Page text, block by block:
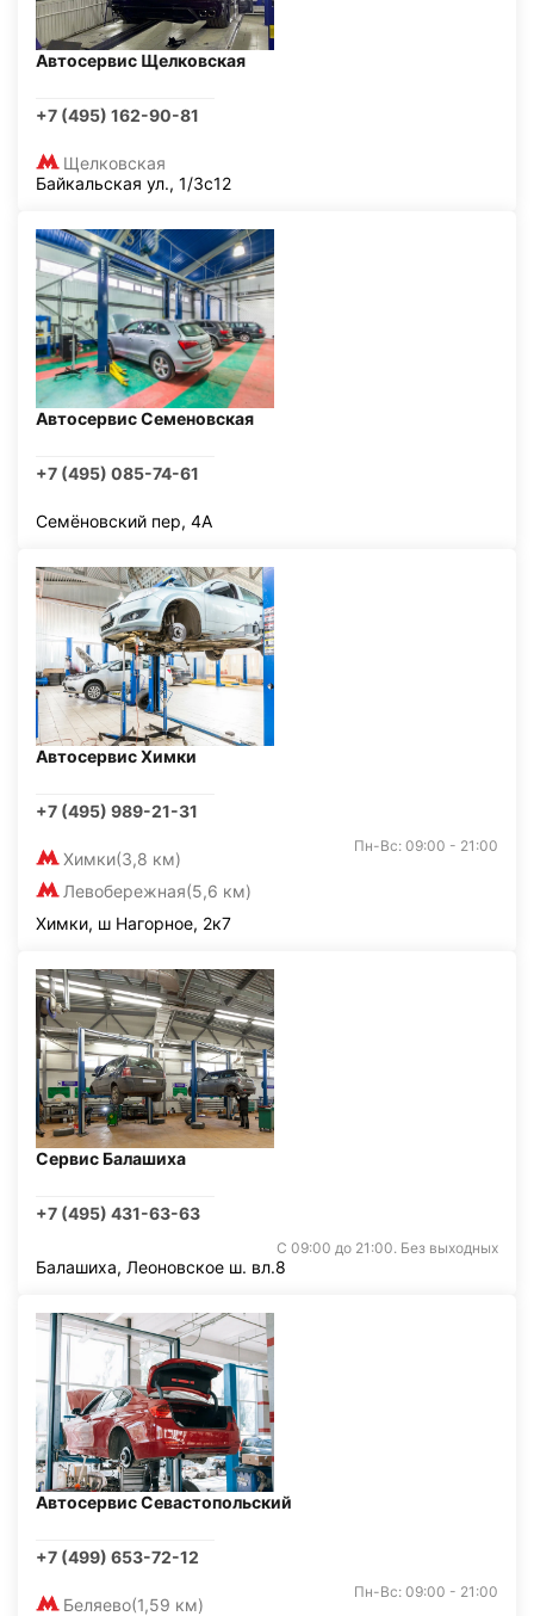
Автосервис Щелковская
+7 (495) 162-90-81
Щелковская
Байкальская ул., 1/3с12
Автосервис Семеновская
+7 (495) 085-74-61
Семёновский пер, 4А
Автосервис Химки
+7 (495) 989-21-31
Химки(3,8 км)
Левобережная(5,6 км)
Пн-Вс: 09:00 - 21:00
Химки, ш Нагорное, 2к7
Сервис Балашиха
+7 (495) 431-63-63
С 09:00 до 21:00. Без выходных
Балашиха, Леоновское ш. вл.8
Автосервис Севастопольский
+7 (499) 653-72-12
Беляево(1,59 км)
Пн-Вс: 09:00 - 21:00